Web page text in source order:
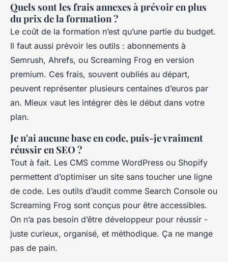
Quels sont les frais annexes à prévoir en plus
du prix de la formation ?
Le coût de la formation n’est qu’une partie du budget.
Il faut aussi prévoir les outils : abonnements à
Semrush, Ahrefs, ou Screaming Frog en version
premium. Ces frais, souvent oubliés au départ,
peuvent représenter plusieurs centaines d’euros par
an. Mieux vaut les intégrer dès le début dans votre
plan.
Je n'ai aucune base en code, puis-je vraiment
réussir en SEO ?
Tout à fait. Les CMS comme WordPress ou Shopify
permettent d’optimiser un site sans toucher une ligne
de code. Les outils d’audit comme Search Console ou
Screaming Frog sont conçus pour être accessibles.
On n’a pas besoin d’être développeur pour réussir -
juste curieux, organisé, et méthodique. Ça ne mange
pas de pain.